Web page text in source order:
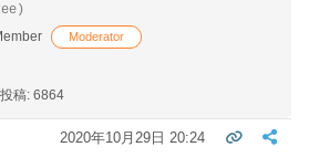
Moderator
投稿: 6864
2020年10月29日 20:24